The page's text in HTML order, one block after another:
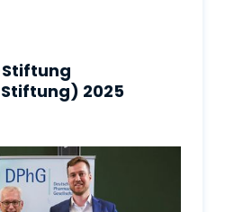
Stiftung
2025